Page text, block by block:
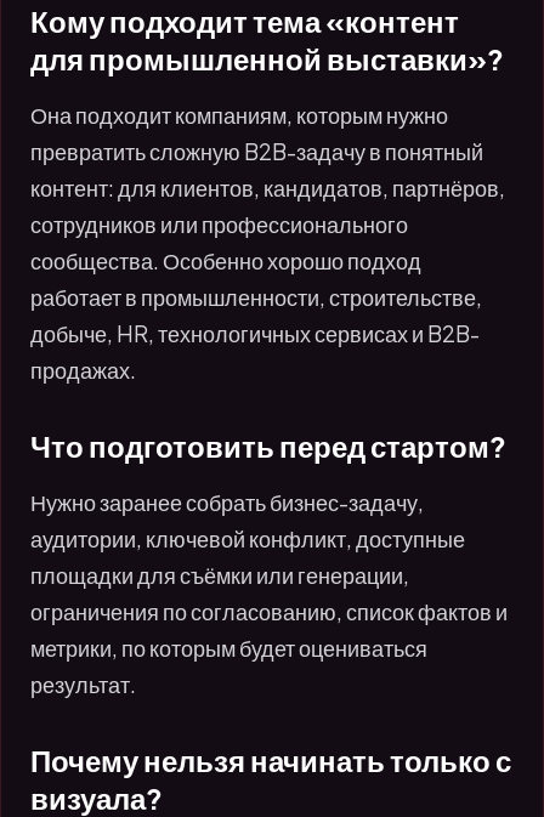
Кому подходит тема «контент
для промышленной выставки»?
Она подходит компаниям, которым нужно
превратить сложную B2B-задачу в понятный
контент: для клиентов, кандидатов, партнёров,
сотрудников или профессионального
сообщества. Особенно хорошо подход
работает в промышленности, строительстве,
добыче, HR, технологичных сервисах и B2B-
продажах.
Что подготовить перед стартом?
Нужно заранее собрать бизнес-задачу,
аудитории, ключевой конфликт, доступные
площадки для съёмки или генерации,
ограничения по согласованию, список фактов и
метрики, по которым будет оцениваться
результат.
Почему нельзя начинать только с
визуала?